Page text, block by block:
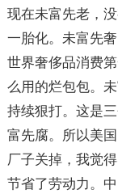
现在未富先老，
一胎化。未富先
世界奢侈品消费
么用的烂包包。
持续狠打。这是
富先腐。所以美
厂子关掉，我觉
节省了劳动力。